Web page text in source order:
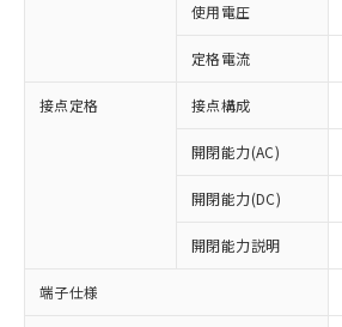
使用電圧
定格電流
接点定格 接点構成
開閉能力(AC)
開閉能力(DC)
開閉能力説明
端子仕様※1 対応状況